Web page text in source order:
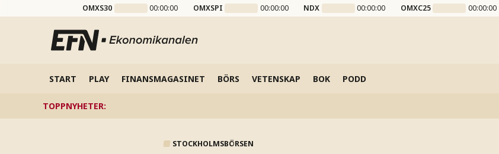
OMXS30 00:00:00 OMXSPI 00:00:00 NDX 00:00:00 OMXC25 00:00:00
START PLAY FINANSMAGASINET BÖRS VETENSKAP BOK PODD
TOPPNYHETER:
STOCKHOLMSBÖRSEN